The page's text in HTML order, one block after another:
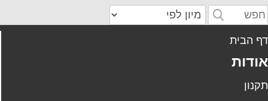
הבית